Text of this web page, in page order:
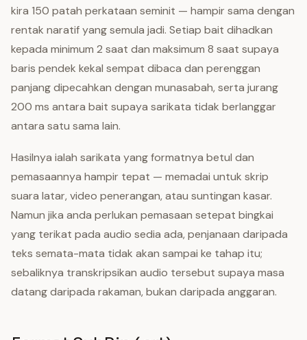
kira 150 patah perkataan seminit — hampir sama dengan
rentak naratif yang semula jadi. Setiap bait dihadkan
kepada minimum 2 saat dan maksimum 8 saat supaya
baris pendek kekal sempat dibaca dan perenggan
panjang dipecahkan dengan munasabah, serta jurang
200 ms antara bait supaya sarikata tidak berlanggar
antara satu sama lain.
Hasilnya ialah sarikata yang formatnya betul dan
pemasaannya hampir tepat — memadai untuk skrip
suara latar, video penerangan, atau suntingan kasar.
Namun jika anda perlukan pemasaan setepat bingkai
yang terikat pada audio sedia ada, penjanaan daripada
teks semata-mata tidak akan sampai ke tahap itu;
sebaliknya transkripsikan audio tersebut supaya masa
datang daripada rakaman, bukan daripada anggaran.